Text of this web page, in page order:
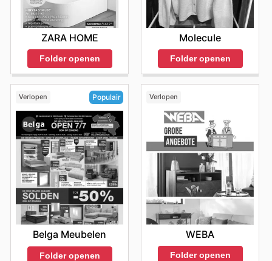
ZARA HOME
Folder openen
Molecule
Folder openen
Verlopen Populair
Belga Meubelen
Folder openen
Verlopen
WEBA
Folder openen